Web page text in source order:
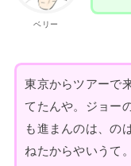
ベリー
東京からツアーで
てたんや。ジョー
も進まんのは、の
ねたからやいうて